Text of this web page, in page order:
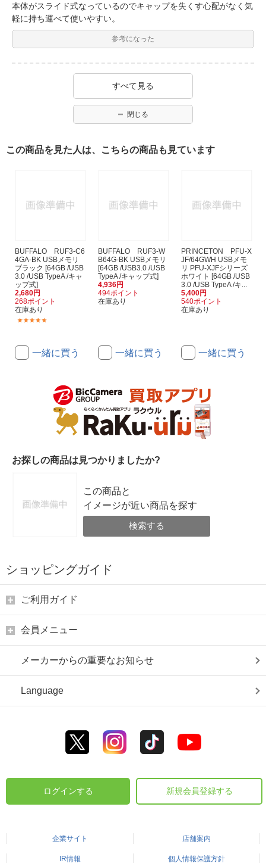
本体がスライド式なっているのでキャップを失くす心配がなく気
軽に持ち運べて使いやすい。
参考になった
すべて見る
閉じる
この商品を見た人は、こちらの商品も見ています
BUFFALO RUF3-C6
4GA-BK USBメモリ
ブラック [64GB /USB
3.0 /USB TypeA /キャ
ップ式]
2,680円
268ポイント
在庫あり
一緒に買う
BUFFALO RUF3-W
B64G-BK USBメモリ
[64GB /USB3.0 /USB
TypeA /キャップ式]
4,936円
494ポイント
在庫あり
一緒に買う
PRINCETON PFU-X
JF/64GWH USBメモ
リ PFU-XJFシリーズ
ホワイト [64GB /USB
3.0 /USB TypeA /キ...
5,400円
540ポイント
在庫あり
一緒に買う
お探しの商品は見つかりましたか?
この商品と
イメージが近い商品を探す
検索する
ショッピングガイド
ご利用ガイド
会員メニュー
メーカーからの重要なお知らせ
Language
ログインする 新規会員登録する
企業サイト 店舗案内
IR情報 個人情報保護方針